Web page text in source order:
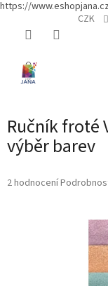
https://
CZK
Ručník froté
výběr barev
Průměrné
2 hodnocení